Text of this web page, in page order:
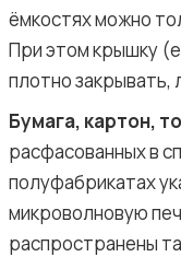
ёмкостях можно
При этом крышку
плотно закрывать,
Бумага, картон,
расфасованных в
полуфабрикатах
микроволновую
распространены